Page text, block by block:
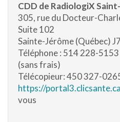
CDD de RadiologiX
305, rue du Docteur-
Suite 102
Sainte-Jérôme (Québec)
Téléphone : 514 228-
(sans frais)
Télécopieur: 450 327-
https://portal3.clicsante.ca
vous